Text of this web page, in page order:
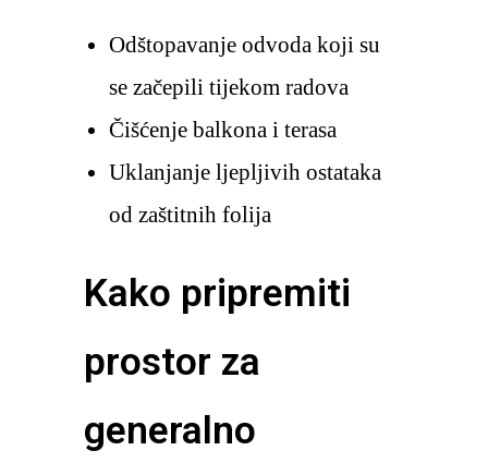
Odštopavanje odvoda koji su
se začepili tijekom radova
Čišćenje balkona i terasa
Uklanjanje ljepljivih ostataka
od zaštitnih folija
Kako pripremiti
prostor za
generalno